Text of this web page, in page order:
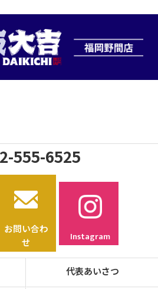
555-6525
お問い合わ
せ
Instagram
代表あいさつ